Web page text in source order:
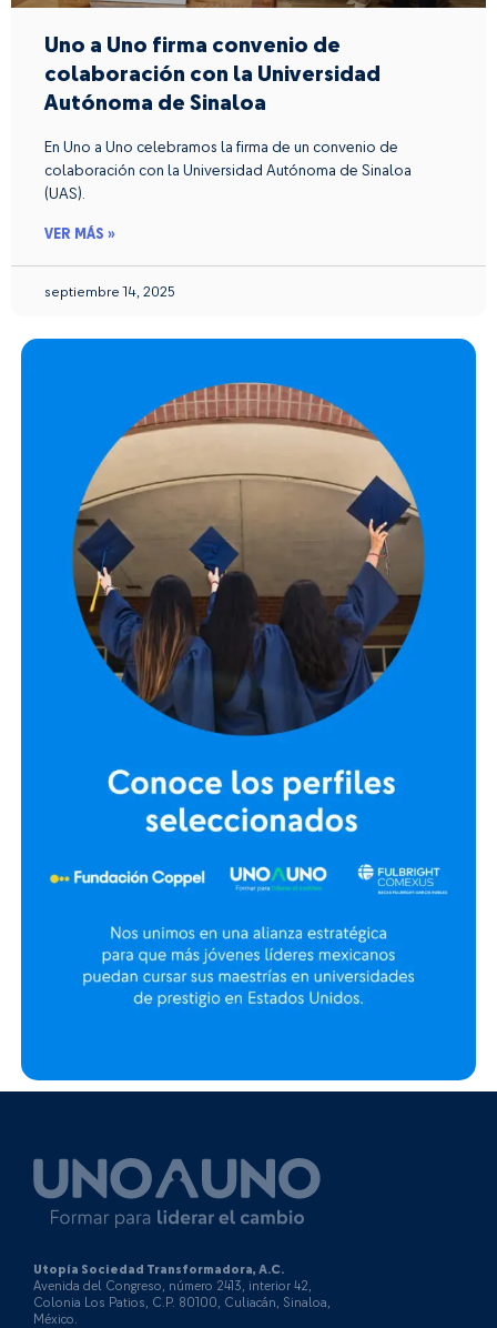
Uno a Uno firma convenio de
colaboración con la Universidad
Autónoma de Sinaloa
En Uno a Uno celebramos la firma de un convenio de
colaboración con la Universidad Autónoma de Sinaloa
(UAS).
VER MÁS »
septiembre 14, 2025
Utopía Sociedad Transformadora, A.C.
Avenida del Congreso, número 2413, interior 42,
Colonia Los Patios, C.P. 80100, Culiacán, Sinaloa,
México.